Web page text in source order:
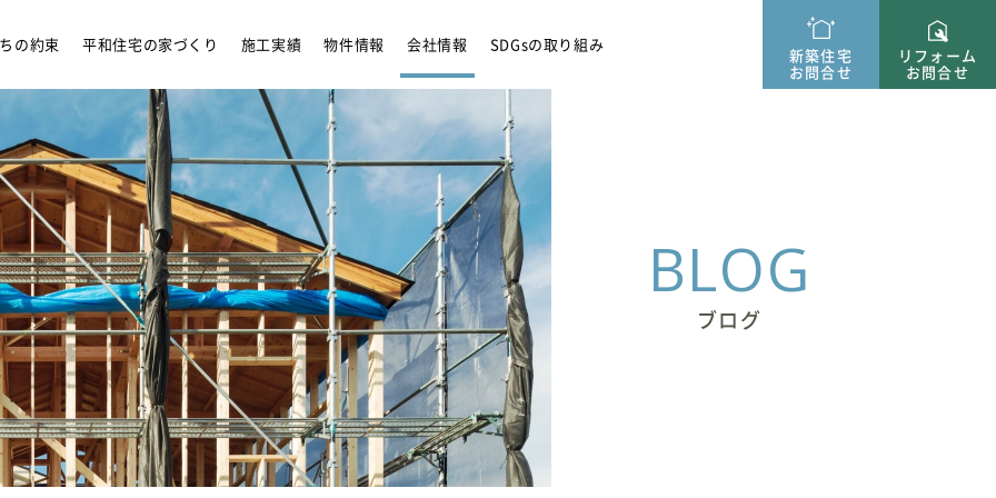
の約束 平和住宅の家づくり 施工実績 物件情報 会社情報 SDGsの取り組み
新築住宅
お問合せ
リフォーム
お問合せ
BLOG
ブログ